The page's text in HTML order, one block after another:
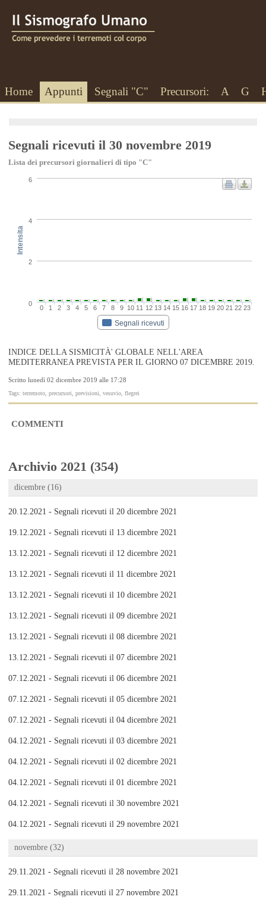
Home Appunti Segnali "C" Precursori: A G
Segnali ricevuti il 30 novembre 2019
Lista dei precursori giornalieri di tipo "C"
Intensita
Segnali ricevuti
0 1 2 3 4 5 6 7 8 9 10 11 12 13 14 15 16 17 18 19 20 21 22 23
0
2
4
6
INDICE DELLA SISMICITÀ' GLOBALE NELL'AREA
MEDITERRANEA PREVISTA PER IL GIORNO 07 DICEMBRE 2019.
Scritto lunedì 02 dicembre 2019 alle 17:28
Tags: terremoto, precursori, previsioni, vesuvio, flegrei
COMMENTI
Archivio 2021 (354)
dicembre (16)
20.12.2021 - Segnali ricevuti il 20 dicembre 2021
19.12.2021 - Segnali ricevuti il 13 dicembre 2021
13.12.2021 - Segnali ricevuti il 12 dicembre 2021
13.12.2021 - Segnali ricevuti il 11 dicembre 2021
13.12.2021 - Segnali ricevuti il 10 dicembre 2021
13.12.2021 - Segnali ricevuti il 09 dicembre 2021
13.12.2021 - Segnali ricevuti il 08 dicembre 2021
13.12.2021 - Segnali ricevuti il 07 dicembre 2021
07.12.2021 - Segnali ricevuti il 06 dicembre 2021
07.12.2021 - Segnali ricevuti il 05 dicembre 2021
07.12.2021 - Segnali ricevuti il 04 dicembre 2021
04.12.2021 - Segnali ricevuti il 03 dicembre 2021
04.12.2021 - Segnali ricevuti il 02 dicembre 2021
04.12.2021 - Segnali ricevuti il 01 dicembre 2021
04.12.2021 - Segnali ricevuti il 30 novembre 2021
04.12.2021 - Segnali ricevuti il 29 novembre 2021
novembre (32)
29.11.2021 - Segnali ricevuti il 28 novembre 2021
29.11.2021 - Segnali ricevuti il 27 novembre 2021